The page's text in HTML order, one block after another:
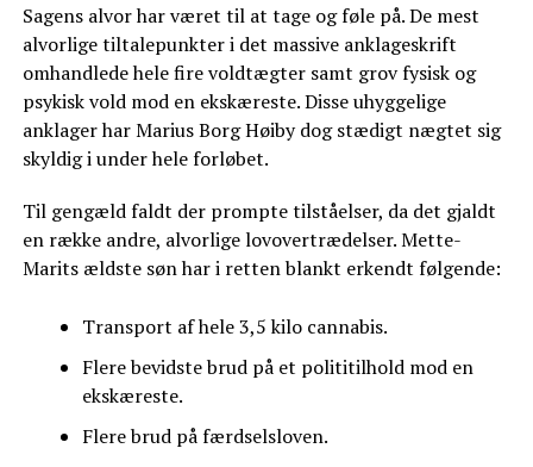
Sagens alvor har været til at tage og føle på. De mest
alvorlige tiltalepunkter i det massive anklageskrift
omhandlede hele fire voldtægter samt grov fysisk og
psykisk vold mod en ekskæreste. Disse uhyggelige
anklager har Marius Borg Høiby dog stædigt nægtet sig
skyldig i under hele forløbet.
Til gengæld faldt der prompte tilståelser, da det gjaldt
en række andre, alvorlige lovovertrædelser. Mette-
Marits ældste søn har i retten blankt erkendt følgende:
Transport af hele 3,5 kilo cannabis.
Flere bevidste brud på et polititilhold mod en
ekskæreste.
Flere brud på færdselsloven.